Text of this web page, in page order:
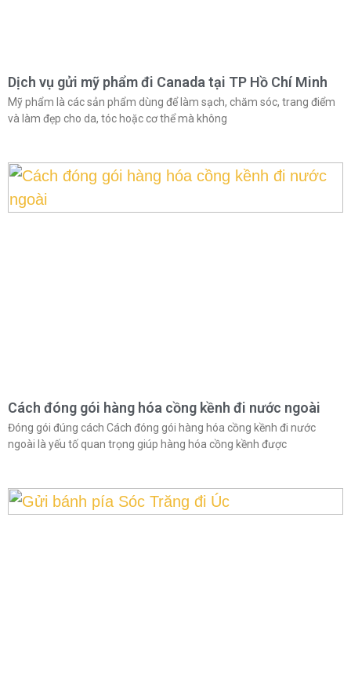
Dịch vụ gửi mỹ phẩm đi Canada tại TP Hồ Chí Minh
Mỹ phẩm là các sản phẩm dùng để làm sạch, chăm sóc, trang điểm
và làm đẹp cho da, tóc hoặc cơ thể mà không
Cách đóng gói hàng hóa cồng kềnh đi nước ngoài
Đóng gói đúng cách Cách đóng gói hàng hóa cồng kềnh đi nước
ngoài là yếu tố quan trọng giúp hàng hóa cồng kềnh được